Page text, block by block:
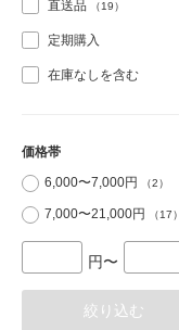
直送品 （19）
定期購入
在庫なしを含む
価格帯
6,000〜7,000円
（2）
7,000〜21,000円 （17）
円〜
絞り込む